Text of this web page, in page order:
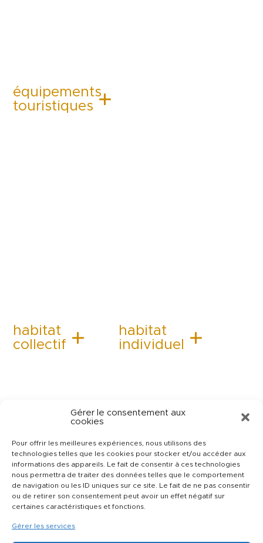
Gérer le consentement aux
cookies
Pour offrir les meilleures expériences, nous utilisons des
technologies telles que les cookies pour stocker et/ou accéder aux
informations des appareils. Le fait de consentir à ces technologies
nous permettra de traiter des données telles que le comportement
de navigation ou les ID uniques sur ce site. Le fait de ne pas consentir
ou de retirer son consentement peut avoir un effet négatif sur
certaines caractéristiques et fonctions.
Gérer les services
équipements
touristiques
habitat
collectif
habitat
individuel